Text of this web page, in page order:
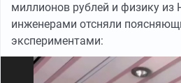
миллионов рублей и физику
инженерами отсняли
экспериментами: